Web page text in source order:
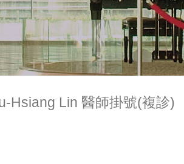
Hsiang Lin 醫師掛號(複診)